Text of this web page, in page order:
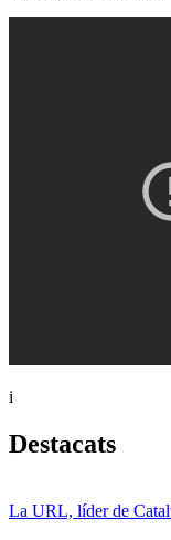
i
Destacats
La URL, líder de